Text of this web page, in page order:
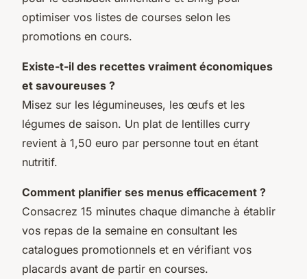
optimiser vos listes de courses selon les
promotions en cours.
Existe-t-il des recettes vraiment économiques
et savoureuses ?
Misez sur les légumineuses, les œufs et les
légumes de saison. Un plat de lentilles curry
revient à 1,50 euro par personne tout en étant
nutritif.
Comment planifier ses menus efficacement ?
Consacrez 15 minutes chaque dimanche à établir
vos repas de la semaine en consultant les
catalogues promotionnels et en vérifiant vos
placards avant de partir en courses.